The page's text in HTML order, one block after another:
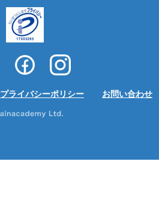
プライバシーポリシー お問い合わせ